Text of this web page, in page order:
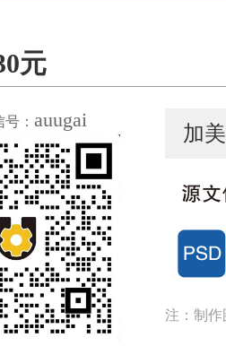
元
： auugai
加
注：制作